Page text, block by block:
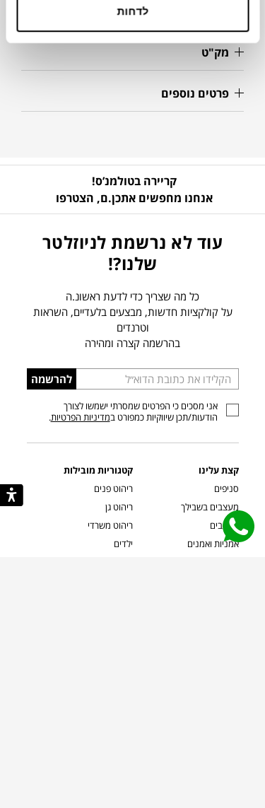
לדחות
מק"ט
פרטים נוספים
קריירה בטולמנ’ס!
אנחנו מחפשים אתכן.ם, הצטרפו
עוד לא נרשמת לניוזלטר
שלנו?!
כל מה שצריך כדי לדעת ראשונ.ה
על קולקציות חדשות, מבצעים בלעדיים, השראות
וטרנדים
בהרשמה קצרה ומהירה
הכניסו
כתובת
דוא”ל
להרשמה
אני מסכים כי הפרטים שמסרתי ישמשו לצורך
הודעות/תכן שיווקיות כמפורט במדיניות הפרטיות.
קצת עלינו
סניפים
מעצבים בשבילך
מעצבים
אמניות ואמנים
קטגוריות מובילות
ריהוט פנים
ריהוט גן
ריהוט משרדי
ילדים